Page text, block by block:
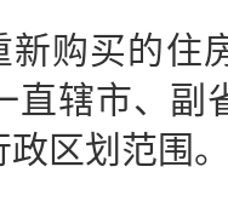
新购买的住
直辖市、副
政区划范围